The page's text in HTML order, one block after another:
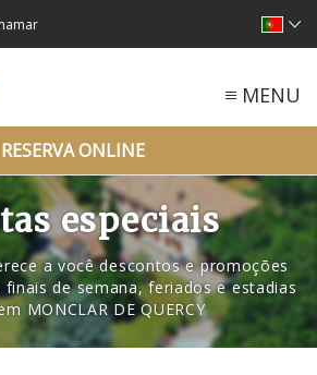
MENU
RESERVA ONLINE
especiais
a você descontos e promoções
finais de semana, feriados e estadias
MONCLAR DE QUERCY